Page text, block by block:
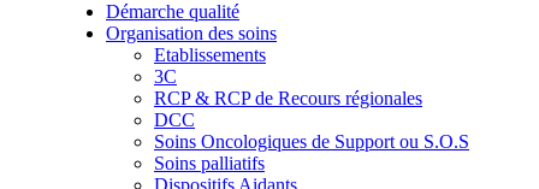
Démarche qualité
Organisation des soins
Etablissements
3C
RCP & RCP de Recours régionales
DCC
Soins Oncologiques de Support ou S.O.S
Soins palliatifs
Dispositifs Aidants